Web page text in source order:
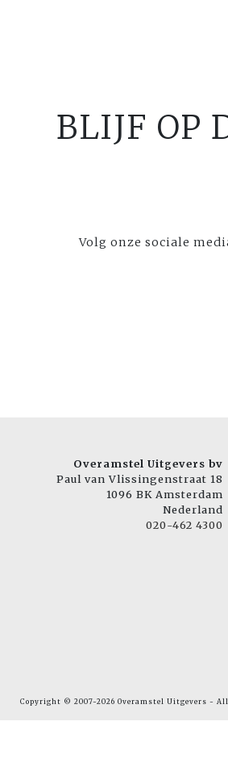
BLIJF OP
Volg onze sociale
Overamstel Uitgevers bv
Paul van Vlissingenstraat 18
1096 BK Amsterdam
Nederland
020-462 4300
Copyright © 2007-2026 Overamstel Uitgevers -